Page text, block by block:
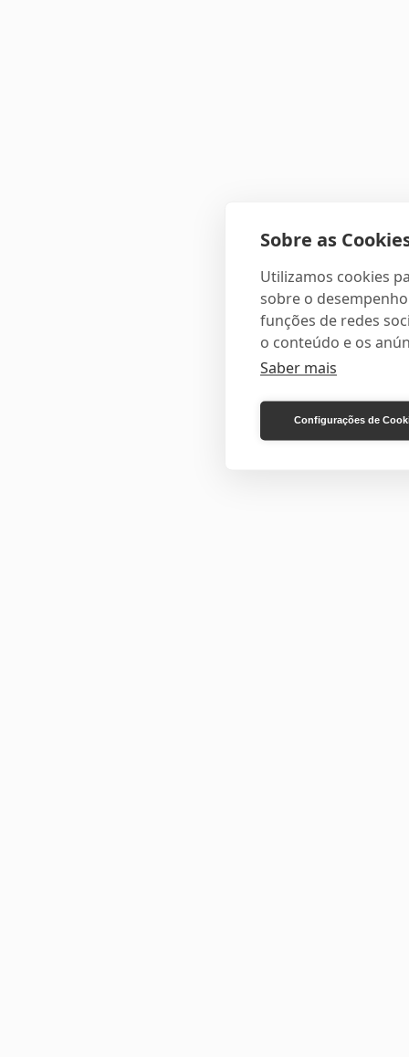
Sobre as
Utilizamos cookies
sobre o
funções de redes
o conteúdo e os
Saber mais
Configurações de